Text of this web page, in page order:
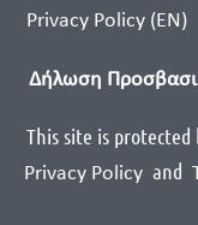
Privacy Policy (EN)
Δήλωση
This site is protected
Privacy Policy and